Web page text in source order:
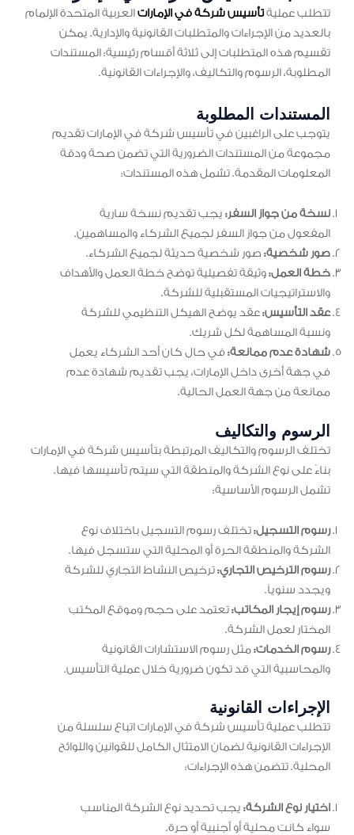
تتطلب عمليةتأسيس شركة في الإمارات العربية المتحدة الإلمام
بالعديد من الإجراءات والمتطلبات القانونية والإدارية. يمكن
تقسيم هذه المتطلبات إلى ثلاثة أقسام رئيسية: المستندات
المطلوبة، الرسوم والتكاليف، والإجراءات القانونية.
المستندات المطلوبة
يتوجب على الراغبين في تأسيس شركة في الإمارات تقديم
مجموعة من المستندات الضرورية التي تضمن صحة ودقة
المعلومات المقدمة. تشمل هذه المستندات:
نسخة من جواز السفر: يجب تقديم نسخة سارية
المفعول من جواز السفر لجميع الشركاء والمساهمين.
صور شخصية: صور شخصية حديثة لجميع الشركاء.
خطة العمل:وثيقة تفصيلية توضح خطة العمل والأهداف
والاستراتيجيات المستقبلية للشركة.
عقد التأسيس:عقد يوضح الهيكل التنظيمي للشركة
ونسبة المساهمة لكل شريك.
شهادة عدم ممانعة:في حال كان أحد الشركاء يعمل
في جهة أخرى داخل الإمارات، يجب تقديم شهادة عدم
ممانعة من جهة العمل الحالية.
الرسوم والتكاليف
تختلف الرسوم والتكاليف المرتبطة بتأسيس شركة في الإمارات
بناءً على نوع الشركة والمنطقة التي سيتم تأسيسها فيها.
تشمل الرسوم الأساسية:
رسوم التسجيل:تختلف رسوم التسجيل باختلاف نوع
الشركة والمنطقة الحرة أو المحلية التي ستسجل فيها.
رسوم الترخيص التجاري:ترخيص النشاط التجاري للشركة
ويجدد سنوياً.
رسوم إيجار المكاتب:تعتمد على حجم وموقع المكتب
المختار لعمل الشركة.
رسوم الخدمات:مثل رسوم الاستشارات القانونية
والمحاسبية التي قد تكون ضرورية خلال عملية التأسيس.
الإجراءات القانونية
تتطلب عملية تأسيس شركة في الإمارات اتباع سلسلة من
الإجراءات القانونية لضمان الامتثال الكامل للقوانين واللوائح
المحلية. تتضمن هذه الإجراءات:
اختيار نوع الشركة: يجب تحديد نوع الشركة المناسب
سواء كانت محلية أو أجنبية أو حرة.